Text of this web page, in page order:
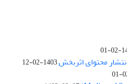
محتوای اثربخش1403-02-12